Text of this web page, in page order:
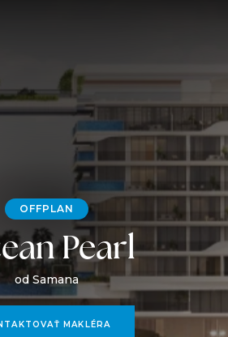
OFFPLAN
Pearl
od Samana
MAKLÉRA